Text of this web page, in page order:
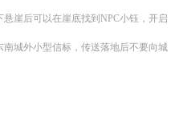
崖后可以在崖底找到NPC小钰，开启
城外小型信标，传送落地后不要向城